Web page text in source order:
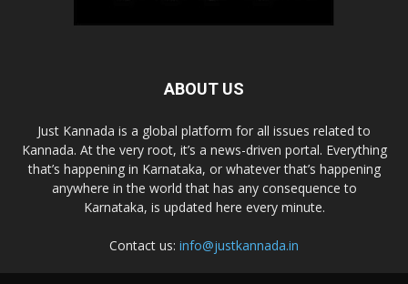
ABOUT US
Just Kannada is a global platform for all issues related to
Kannada. At the very root, it’s a news-driven portal. Everything
that’s happening in Karnataka, or whatever that’s happening
anywhere in the world that has any consequence to
Karnataka, is updated here every minute.
Contact us: info@justkannada.in